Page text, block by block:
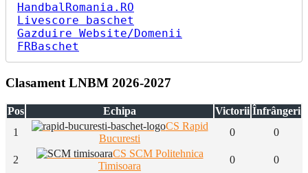
HandbalRomania.RO
Livescore baschet
Gazduire Website/Domenii
FRBaschet
Clasament LNBM 2026-2027
Pos Echipa Victorii Înfrângeri
1
CS Rapid
Bucuresti
0 0
2
CS SCM Politehnica
Timisoara
0 0